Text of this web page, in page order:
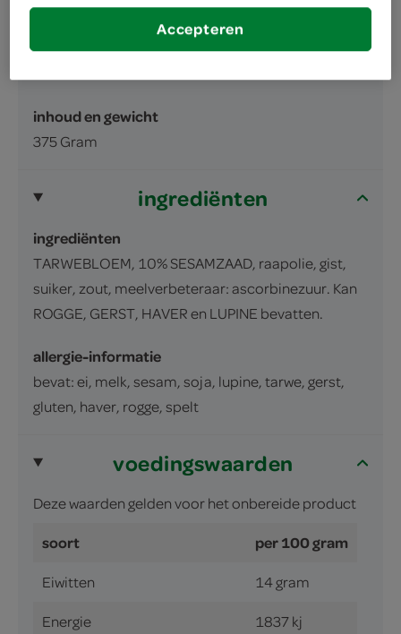
omschrijving
inhoud en gewicht
375 Gram
ingrediënten
ingrediënten
TARWEBLOEM, 10% SESAMZAAD, raapolie, gist,
suiker, zout, meelverbeteraar: ascorbinezuur. Kan
ROGGE, GERST, HAVER en LUPINE bevatten.
allergie-informatie
bevat: ei, melk, sesam, soja, lupine, tarwe, gerst,
gluten, haver, rogge, spelt
voedingswaarden
Deze waarden gelden voor het onbereide product
soort per 100 gram
Eiwitten 14 gram
Energie 1837 kj
Accepteren